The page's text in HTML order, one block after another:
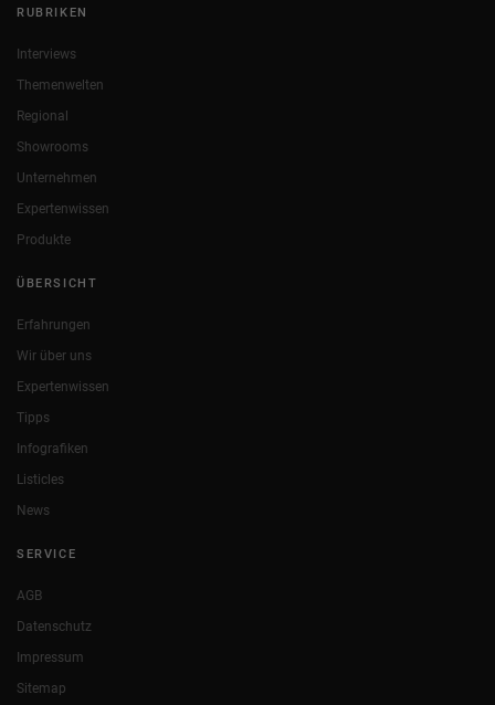
RUBRIKEN
Interviews
Themenwelten
Regional
Showrooms
Unternehmen
Expertenwissen
Produkte
ÜBERSICHT
Erfahrungen
Wir über uns
Expertenwissen
Tipps
Infografiken
Listicles
News
SERVICE
AGB
Datenschutz
Impressum
Sitemap